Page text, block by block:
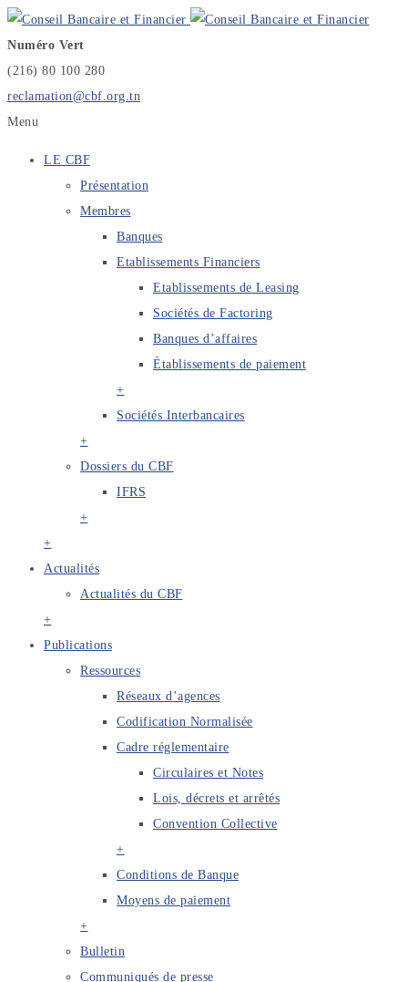
Numéro Vert
(216) 80 100 280
reclamation@cbf.org.tn
Menu
LE CBF
Présentation
Membres
Banques
Etablissements Financiers
Etablissements de Leasing
Sociétés de Factoring
Banques d’affaires
Établissements de paiement
+
Sociétés Interbancaires
+
Dossiers du CBF
IFRS
+
+
Actualités
Actualités du CBF
+
Publications
Ressources
Réseaux d’agences
Codification Normalisée
Cadre réglementaire
Circulaires et Notes
Lois, décrets et arrêtés
Convention Collective
+
Conditions de Banque
Moyens de paiement
+
Bulletin
Communiqués de presse